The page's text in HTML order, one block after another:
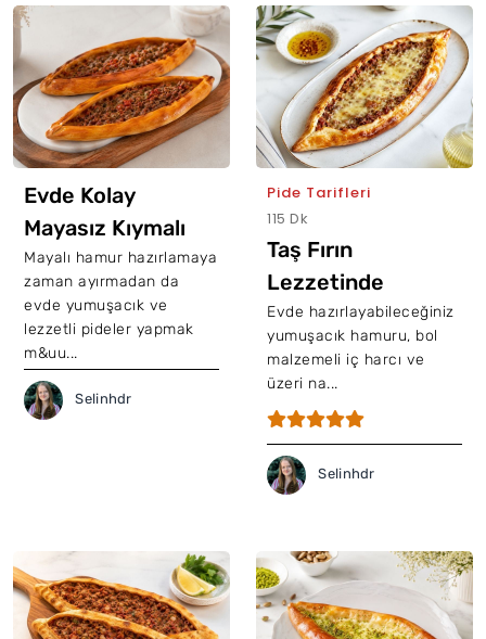
Evde Kolay
Mayasız Kıymalı
Pide Tarifi
Mayalı hamur hazırlamaya
zaman ayırmadan da
evde yumuşacık ve
lezzetli pideler yapmak
m&uu...
Selinhdr
Pide Tarifleri
115 Dk
Taş Fırın
Lezzetinde
Kıymalı Pide Tarifi
Evde hazırlayabileceğiniz
yumuşacık hamuru, bol
malzemeli iç harcı ve
üzeri na...
Selinhdr